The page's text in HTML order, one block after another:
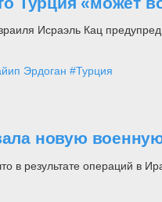
Исраэль Кац
Эрдоган #Турция
новую
в результате операций в